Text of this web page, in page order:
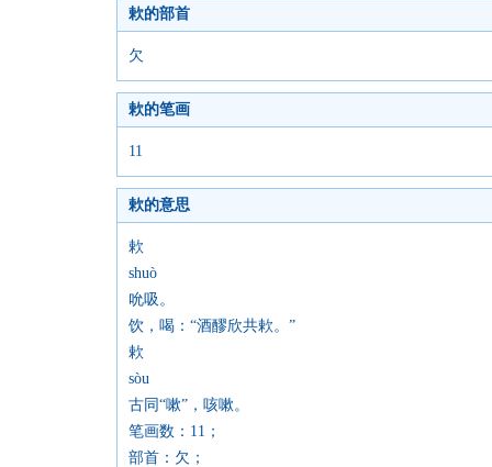
欶的部首
欠
欶的笔画
11
欶的意思
欶
shuò
吮吸。
饮，喝：“酒醪欣共欶。”
欶
sòu
古同“嗽”，咳嗽。
笔画数：11；
部首：欠；